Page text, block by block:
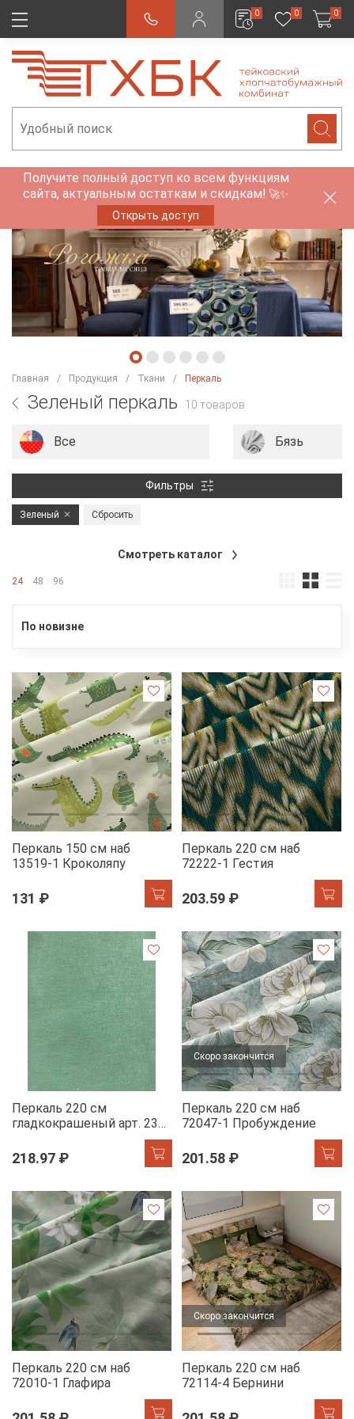
0 0 0
Получите полный доступ ко всем функциям
сайта, актуальным остаткам и скидкам! 🚀✨
Открыть доступ
Главная Продукция Ткани Перкаль
Зеленый перкаль 10 товаров
Все Бязь
Фильтры
Зеленый Сбросить
Смотреть каталог
24 48 96
По новизне
Перкаль 150 см наб
13519-1 Кроколяпу
131 ₽
Перкаль 220 см наб
72222-1 Гестия
203.59 ₽
Перкаль 220 см
гладкокрашеный арт. 239
86121-9 папоротниковый
АК
218.97 ₽
Скоро закончится
Перкаль 220 см наб
72047-1 Пробуждение
201.58 ₽
Перкаль 220 см наб
72010-1 Глафира
Скоро закончится
Перкаль 220 см наб
72114-4 Бернини